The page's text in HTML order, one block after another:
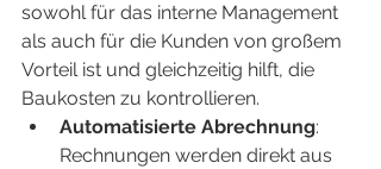
sowohl für das interne Management
als auch für die Kunden von großem
Vorteil ist und gleichzeitig hilft, die
Baukosten zu kontrollieren.
Automatisierte Abrechnung:
Rechnungen werden direkt aus